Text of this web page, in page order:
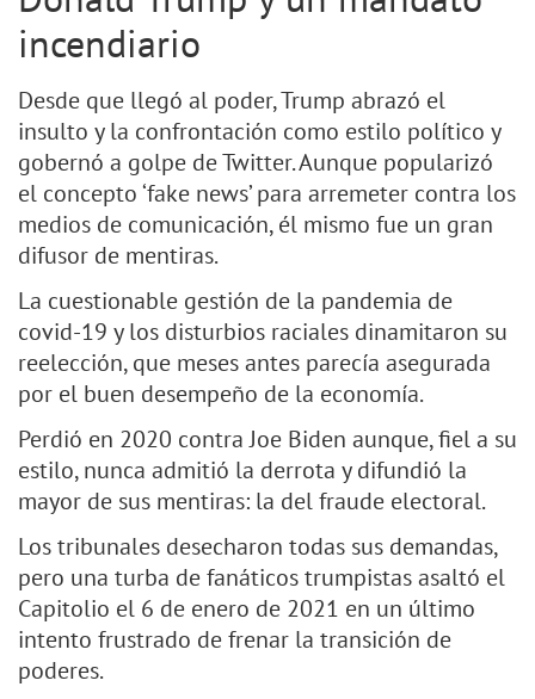
incendiario
Desde que llegó al poder, Trump abrazó el
insulto y la confrontación como estilo político y
gobernó a golpe de Twitter. Aunque popularizó
el concepto ‘fake news’ para arremeter contra los
medios de comunicación, él mismo fue un gran
difusor de mentiras.
La cuestionable gestión de la pandemia de
covid-19 y los disturbios raciales dinamitaron su
reelección, que meses antes parecía asegurada
por el buen desempeño de la economía.
Perdió en 2020 contra Joe Biden aunque, fiel a su
estilo, nunca admitió la derrota y difundió la
mayor de sus mentiras: la del fraude electoral.
Los tribunales desecharon todas sus demandas,
pero una turba de fanáticos trumpistas asaltó el
Capitolio el 6 de enero de 2021 en un último
intento frustrado de frenar la transición de
poderes.